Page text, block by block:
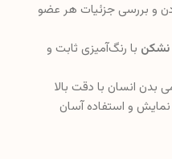
و بررسی جزئیات هر عضو
با رنگ‌آمیزی ثابت و
بدن انسان با دقت بالا
و استفاده آسان